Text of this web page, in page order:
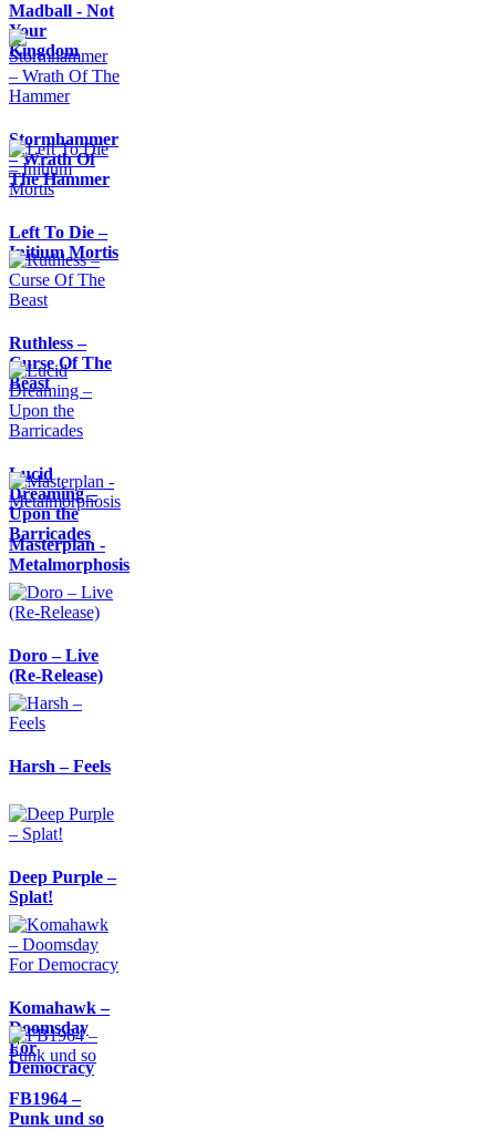
Madball - Not
Your
Kingdom
Stormhammer
– Wrath Of
The Hammer
Left To Die –
Initium Mortis
Ruthless –
Curse Of The
Beast
Lucid
Dreaming –
Upon the
Barricades
Masterplan -
Metalmorphosis
Doro – Live
(Re-Release)
Harsh – Feels
Deep Purple –
Splat!
Komahawk –
Doomsday
For
Democracy
FB1964 –
Punk und so